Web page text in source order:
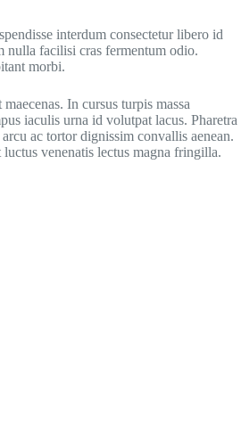
interdum consectetur libero id
nulla facilisi cras fermentum odio.
morbi.
In cursus turpis massa
iaculis urna id volutpat lacus. Pharetra
ac tortor dignissim convallis aenean.
venenatis lectus magna fringilla.